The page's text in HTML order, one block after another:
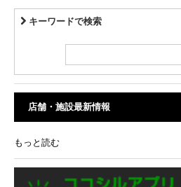
キーワードで検索
店舗・施設最新情報
もっと読む